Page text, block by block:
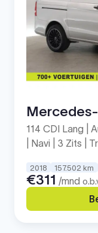
114 CDI Lang |
| Navi | 3 Zits |
2018 157.502 km
€311 /mnd